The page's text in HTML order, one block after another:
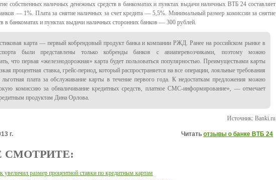
собственных наличных денежных средств в банкоматах и пунктах выдачи наличных ВТБ 24 составляет
— 1%. Плата за снятие наличных за счет кредита — 5,5%. Минимальный размер комиссии за снятие
в банкоматах и пунктах выдачи наличных сторонних банков — 300 рублей.
карта — первый кобрендовый продукт банка и компании РЖД. Ранее на российском рынке в
были представлены только кобренды банков с авиаперевозчиками, поэтому можно
что первая «железнодорожная» карта будет пользоваться популярностью. Преимуществами карты
процентная ставка, грейс-период, который распространяется на все операции, лояльные требования
плата за обслуживание карты в течение первого года. К недостаткам предложения можно
комиссию за обналичивание кредитных средств, платное СМС-информирование», — отмечает
продуктам Дина Орлова.
Источник: Banki.ru
г. Читать отзывы о банке ВТБ 24
СМОТРИТЕ:
увеличил размер процентной ставки по кредитным картам